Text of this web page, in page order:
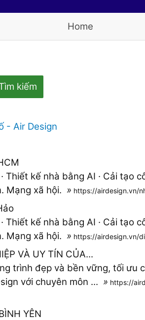
Home
kiếm
- Air Design
Thiết kế nhà bằng AI · Cải tạo
Mạng xã hội. » https://airdesign.vn/
Thiết kế nhà bằng AI · Cải tạo
Mạng xã hội. » https://airdesign.vn/
VÀ UY TÍN CỦA...
trình đẹp và bền vững, tối ưu
với chuyên môn ... » https://
YÊN